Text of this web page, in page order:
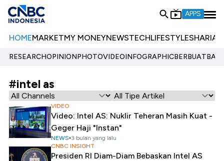
APPS
HOMEMARKETMY MONEYNEWSTECHLIFESTYLESHARIA
RESEARCHOPINIONPHOTOVIDEOINFOGRAPHIC
#intel as
VIDEO
Video: Intel AS: Nuklir Teheran Masih Kuat -
Geger Haji "Instan"
NEWS 3 bulan yang lalu
CNBC INSIGHT
Presiden RI Diam-Diam Bebaskan Intel AS